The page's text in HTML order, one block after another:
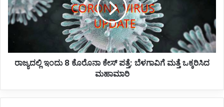
ಲ್
ಲಿ
ದು
8
ಕೊರಾಜ್ಯದಲ್ಲಿ ಇಂದು 8 ಕೊರೊನಾ ಕೇಸ್ ಪತ್ತೆ; ಬೆಳಗಾವಿಗೆ ಮತ್ತೆ ಒಕ್ಕರಿಸಿದ
ಮಹಾಮಾರಿ